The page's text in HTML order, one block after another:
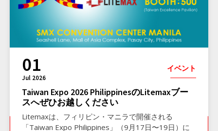
01
Jul 2026
イベント
Taiwan Expo 2026 PhilippinesのLitemaxブー
スへぜひお越しください
Litemaxは、フィリピン・マニラで開催される
「Taiwan Expo Philippines」（9月17日〜19日）に